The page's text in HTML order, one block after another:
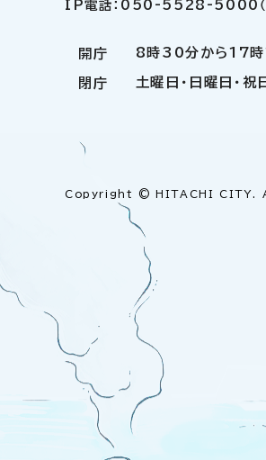
IP電話：050-5528-5000（代
開庁 8時30分から17時
閉庁 土曜日・日曜日・
Copyright © HITACHI CITY.